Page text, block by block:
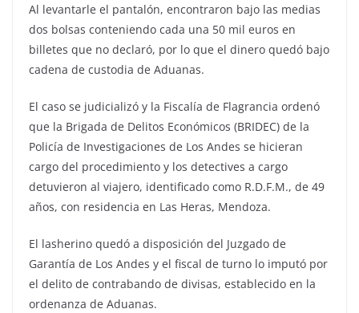
Al levantarle el pantalón, encontraron bajo las medias
dos bolsas conteniendo cada una 50 mil euros en
billetes que no declaró, por lo que el dinero quedó bajo
cadena de custodia de Aduanas.
El caso se judicializó y la Fiscalía de Flagrancia ordenó
que la Brigada de Delitos Económicos (BRIDEC) de la
Policía de Investigaciones de Los Andes se hicieran
cargo del procedimiento y los detectives a cargo
detuvieron al viajero, identificado como R.D.F.M., de 49
años, con residencia en Las Heras, Mendoza.
El lasherino quedó a disposición del Juzgado de
Garantía de Los Andes y el fiscal de turno lo imputó por
el delito de contrabando de divisas, establecido en la
ordenanza de Aduanas.